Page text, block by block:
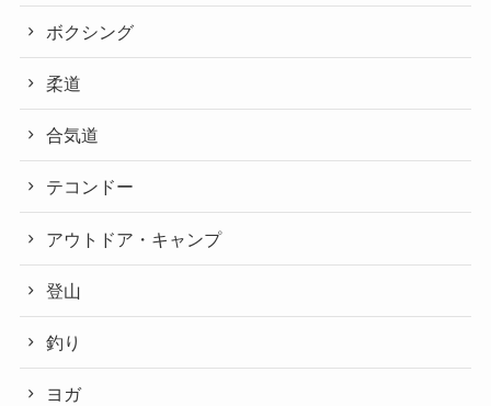
ボクシング
柔道
合気道
テコンドー
アウトドア・キャンプ
登山
釣り
ヨガ